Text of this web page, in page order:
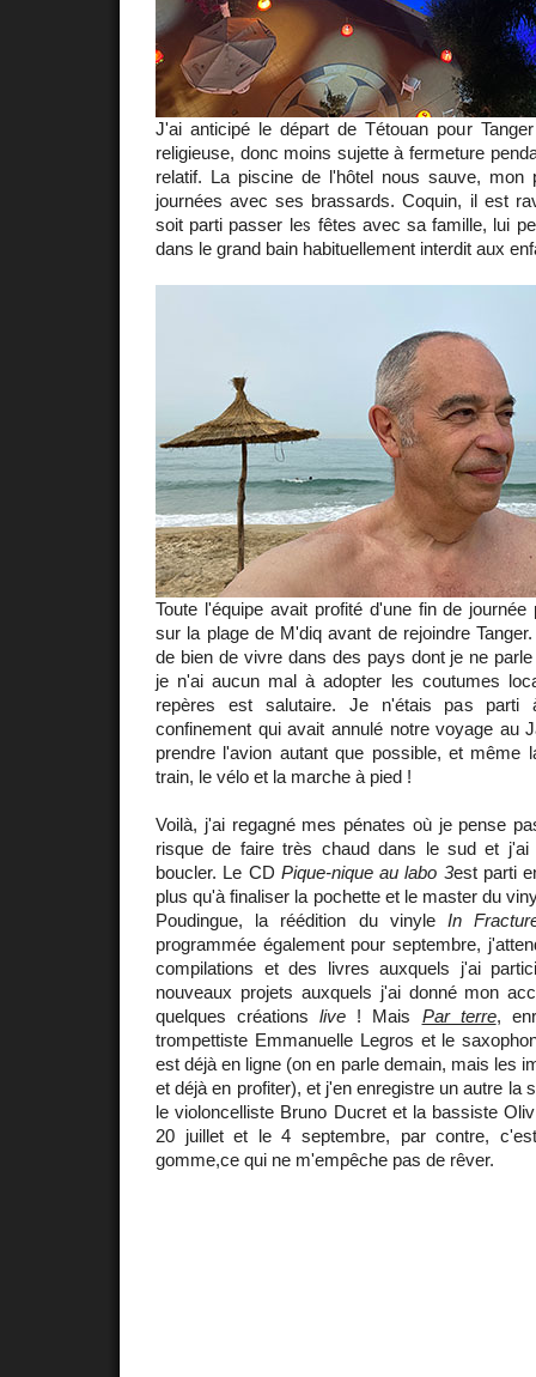
J'ai anticipé le départ de Tétouan pour
religieuse, donc moins sujette à fermeture
relatif. La piscine de l'hôtel nous sauve, mon
journées avec ses brassards. Coquin, il est
soit parti passer les fêtes avec sa famille, lui
dans le grand bain habituellement interdit aux
Toute l'équipe avait profité d'une fin de
sur la plage de M'diq avant de rejoindre
de bien de vivre dans des pays dont je ne
je n'ai aucun mal à adopter les coutumes
repères est salutaire. Je n'étais pas parti
confinement qui avait annulé notre voyage au
prendre l'avion autant que possible, et même
train, le vélo et la marche à pied !
Voilà, j'ai regagné mes pénates où je pense
risque de faire très chaud dans le sud et
boucler. Le CD Pique-nique au labo 3est parti
plus qu'à finaliser la pochette et le master du
Poudingue, la réédition du vinyleIn
programmée également pour septembre,
compilations et des livres auxquels j'ai
nouveaux projets auxquels j'ai donné mon
quelques créationslive ! Mais Par terre,
trompettiste Emmanuelle Legros et le
est déjà en ligne (on en parle demain, mais les
et déjà en profiter), et j'en enregistre un autre la
le violoncelliste Bruno Ducret et la bassiste
20 juillet et le 4 septembre, par contre,
gomme,ce qui ne m'empêche pas de rêver.